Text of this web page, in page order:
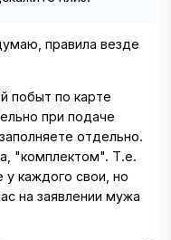
правила везде
побыт по карте
при подаче
отдельно.
"комплектом". Т.е.
у каждого свои, но
на заявлении мужа